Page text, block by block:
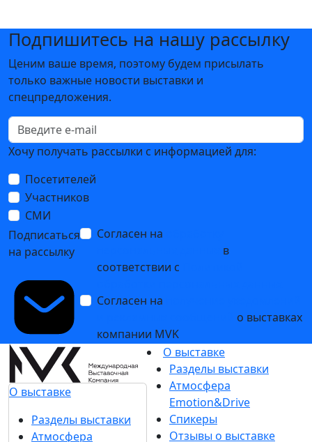
Подпишитесь на нашу рассылку
Ценим ваше время, поэтому будем присылать
только важные новости выставки и
спецпредложения.
Хочу получать рассылки с информацией для:
Посетителей
Участников
СМИ
Подписаться
на рассылку
Согласен на
в
соответствии с
Согласен на
о выставках
компании MVK
О выставке
Разделы выставки
Атмосфера
О выставке
Разделы выставки
Атмосфера
Emotion&Drive
Спикеры
Отзывы о выставке